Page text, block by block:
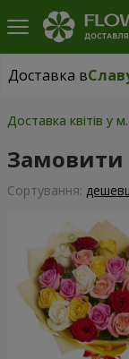
Доставка в
Доставка в
Доставка квітів у
Замовити
Сортування: